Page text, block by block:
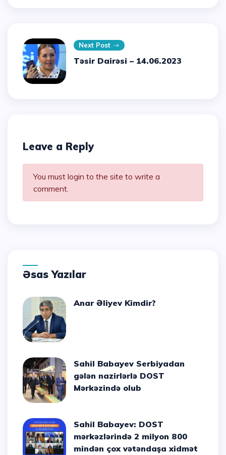
Next Post
Təsir Dairəsi – 14.06.2023
Leave a Reply
You must login to the site to write a
comment.
Əsas Yazılar
Anar Əliyev Kimdir?
Sahil Babayev Serbiyadan
gələn nazirlərlə DOST
Mərkəzində olub
Sahil Babayev: DOST
mərkəzlərində 2 milyon 800
mindən çox vətəndaşa xidmət